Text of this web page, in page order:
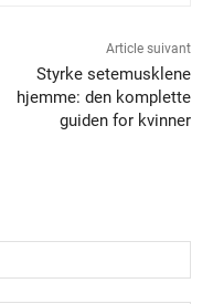
Article suivant
Styrke setemusklene
hjemme: den komplette
guiden for kvinner
:*